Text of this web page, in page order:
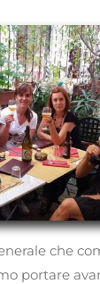
che
portare